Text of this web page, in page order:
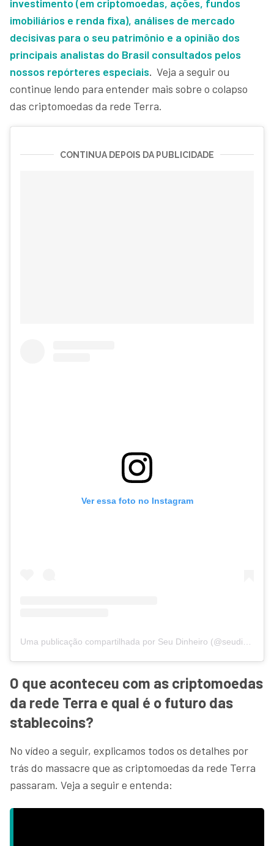
investimento (em criptomoedas, ações, fundos
imobiliários e renda fixa), análises de mercado
decisivas para o seu patrimônio e a opinião dos
principais analistas do Brasil consultados pelos
nossos repórteres especiais. Veja a seguir ou
continue lendo para entender mais sobre o colapso
das criptomoedas da rede Terra.
CONTINUA DEPOIS DA PUBLICIDADE
Ver essa foto no Instagram
O que aconteceu com as criptomoedas
da rede Terra e qual é o futuro das
stablecoins?
No vídeo a seguir, explicamos todos os detalhes por
trás do massacre que as criptomoedas da rede Terra
passaram. Veja a seguir e entenda: